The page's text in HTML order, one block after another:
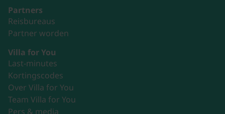
Partners
Reisbureaus
Partner worden
Villa for You
Last-minutes
Kortingscodes
Over Villa for You
Team Villa for You
Pers & media